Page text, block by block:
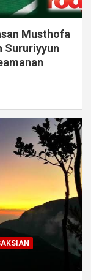
Musthofa
Sururiyyun